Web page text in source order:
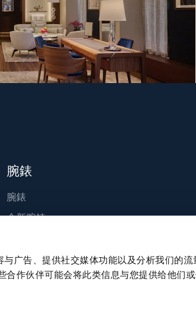
广告、提供社交媒体功能以及分析我们的
合作伙伴可能会将此类信息与您提供给他们
腕錶
腕錶
全新腕錶